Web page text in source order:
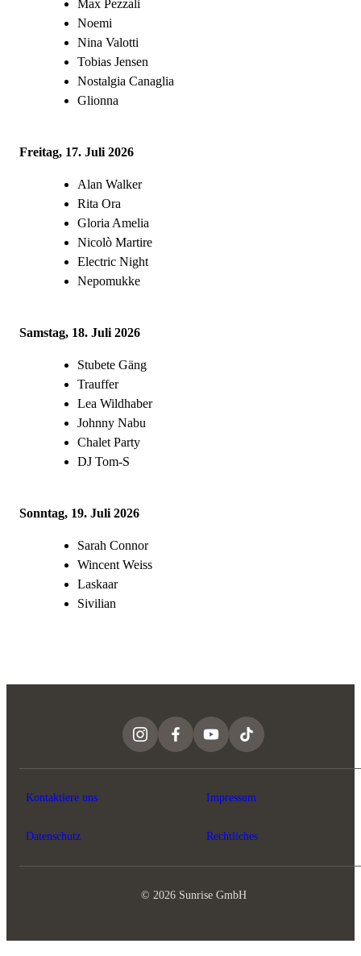
Max Pezzali
Noemi
Nina Valotti
Tobias Jensen
Nostalgia Canaglia
Glionna
Freitag, 17. Juli 2026
Alan Walker
Rita Ora
Gloria Amelia
Nicolò Martire
Electric Night
Nepomukke
Samstag, 18. Juli 2026
Stubete Gäng
Trauffer
Lea Wildhaber
Johnny Nabu
Chalet Party
DJ Tom-S
Sonntag, 19. Juli 2026
Sarah Connor
Wincent Weiss
Laskaar
Sivilian
© 2026 Sunrise GmbH
Kontaktiere uns Impressum
Datenschutz Rechtliches